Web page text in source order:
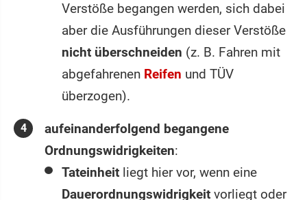
Verstöße begangen werden, sich dabei
aber die Ausführungen dieser Verstöße
nicht überschneiden (z. B. Fahren mit
abgefahrenen Reifen und TÜV
überzogen).
aufeinanderfolgend begangene
Ordnungswidrigkeiten:
Tateinheit liegt hier vor, wenn eine
Dauerordnungswidrigkeit vorliegt oder